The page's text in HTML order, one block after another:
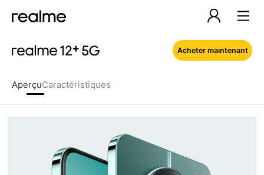
AperçuCaractéristiques
Acheter maintenant